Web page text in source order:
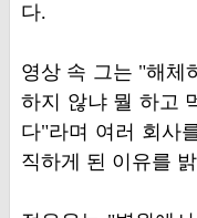
다.
영상 속 그는 "해체
하지 않냐 뭘 하고
다"라며 여러 회사
직하게 된 이유를